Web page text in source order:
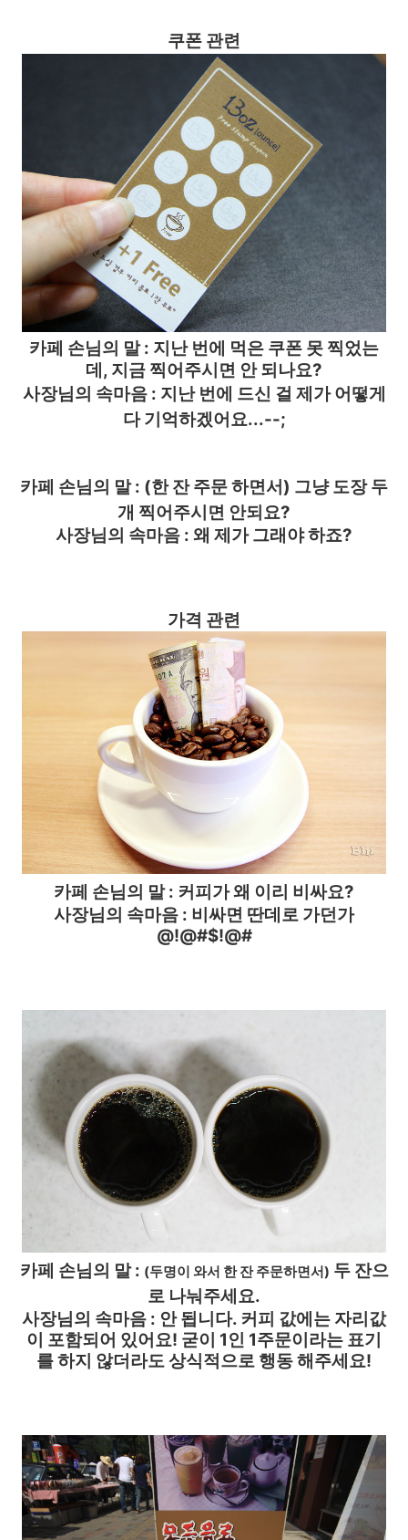
쿠폰 관련
카페 손님의 말 : 지난 번에 먹은 쿠폰 못 찍었는
데, 지금 찍어주시면 안 되나요?
사장님의 속마음 : 지난 번에 드신 걸 제가 어떻게
다 기억하겠어요...--;
카페 손님의 말 : (한 잔 주문 하면서) 그냥 도장 두
개 찍어주시면 안되요?
사장님의 속마음 : 왜 제가 그래야 하죠?
가격 관련
카페 손님의 말 : 커피가 왜 이리 비싸요?
사장님의 속마음 : 비싸면 딴데로 가던가
@!@#$!@#
카페 손님의 말 : (두명이 와서 한 잔 주문하면서) 두 잔으
로 나눠주세요.
사장님의 속마음 : 안 됩니다. 커피 값에는 자리값
이 포함되어 있어요! 굳이 1인 1주문이라는 표기
를 하지 않더라도 상식적으로 행동 해주세요!